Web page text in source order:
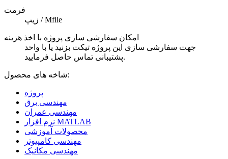
فرمت
زیپ / Mfile
امکان سفارشی سازی پروژه با اخذ هزینه
جهت سفارشی سازی این پروژه تیکت بزنید یا با واحد
پشتیبانی تماس حاصل فرمایید.
شاخه های محصول:
پروژه
مهندسی برق
مهندسی عمران
نرم افزار MATLAB
محصولات آموزشی
مهندسی کامپیوتر
مهندسی مکانیک